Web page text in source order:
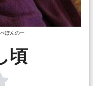
ぺぽんのー
頃